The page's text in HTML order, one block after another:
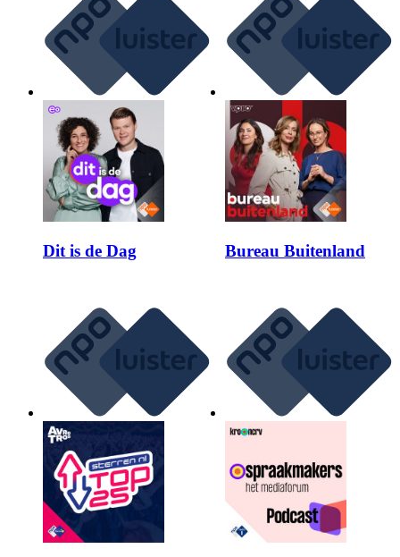
Dit is de Dag Bureau Buitenland